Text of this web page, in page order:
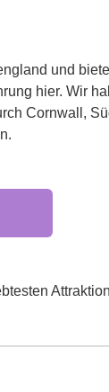
und
hier. Wir
Cornwall,